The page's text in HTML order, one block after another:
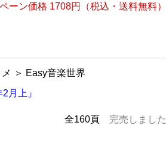
ーン価格 1708円 （税込・送料無料）
＞ Easy音楽世界
月上』
全160頁 完売しました